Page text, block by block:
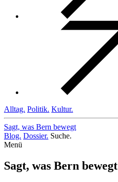
Alltag. Politik. Kultur.
Sagt, was Bern bewegt
Blog. Dossier. Suche.
Menü
Sagt, was Bern bewegt